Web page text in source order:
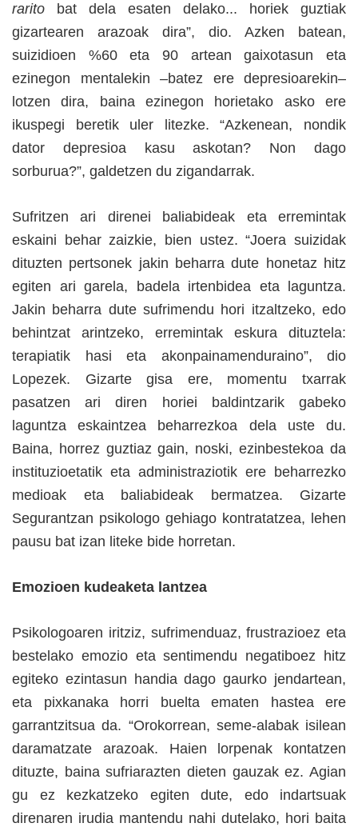
rarito bat dela esaten delako... horiek guztiak
gizartearen arazoak dira”, dio. Azken batean,
suizidioen %60 eta 90 artean gaixotasun eta
ezinegon mentalekin –batez ere depresioarekin–
lotzen dira, baina ezinegon horietako asko ere
ikuspegi beretik uler litezke. “Azkenean, nondik
dator depresioa kasu askotan? Non dago
sorburua?”, galdetzen du zigandarrak.
Sufritzen ari direnei baliabideak eta erremintak
eskaini behar zaizkie, bien ustez. “Joera suizidak
dituzten pertsonek jakin beharra dute honetaz hitz
egiten ari garela, badela irtenbidea eta laguntza.
Jakin beharra dute sufrimendu hori itzaltzeko, edo
behintzat arintzeko, erremintak eskura dituztela:
terapiatik hasi eta akonpainamenduraino”, dio
Lopezek. Gizarte gisa ere, momentu txarrak
pasatzen ari diren horiei baldintzarik gabeko
laguntza eskaintzea beharrezkoa dela uste du.
Baina, horrez guztiaz gain, noski, ezinbestekoa da
instituzioetatik eta administraziotik ere beharrezko
medioak eta baliabideak bermatzea. Gizarte
Segurantzan psikologo gehiago kontratatzea, lehen
pausu bat izan liteke bide horretan.
Emozioen kudeaketa lantzea
Psikologoaren iritziz, sufrimenduaz, frustrazioez eta
bestelako emozio eta sentimendu negatiboez hitz
egiteko ezintasun handia dago gaurko jendartean,
eta pixkanaka horri buelta ematen hastea ere
garrantzitsua da. “Orokorrean, seme-alabak isilean
daramatzate arazoak. Haien lorpenak kontatzen
dituzte, baina sufriarazten dieten gauzak ez. Agian
gu ez kezkatzeko egiten dute, edo indartsuak
direnaren irudia mantendu nahi dutelako, hori baita